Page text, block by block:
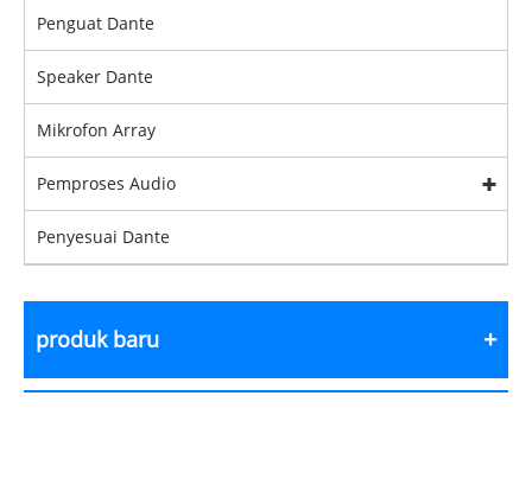
Penguat Dante
Speaker Dante
Mikrofon Array
Pemproses Audio
Penyesuai Dante
produk baru